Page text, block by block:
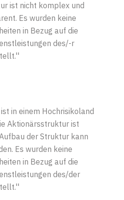
ist nicht komplex und
Es wurden keine
in Bezug auf die
des/-r
in einem Hochrisikoland
Aktionärsstruktur ist
der Struktur kann
Es wurden keine
in Bezug auf die
des/der